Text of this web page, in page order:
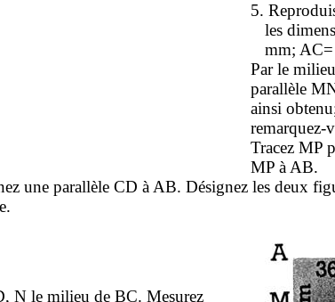
5.
les
mm; AC=
Par le
parallèle
ainsi
remarquez-
Tracez MP
MP à AB.
une parallèle CD à AB. Désignez les deux
N le milieu de BC. Mesurez